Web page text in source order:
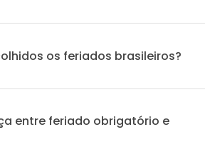
os feriados brasileiros?
entre feriado obrigatório e